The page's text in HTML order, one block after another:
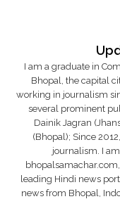
I am a graduate in
Bhopal, the capital
working in journalism
several prominent
Dainik Jagran
(Bhopal); Since
journalism. I
leading Hindi news
news from Bhopal,